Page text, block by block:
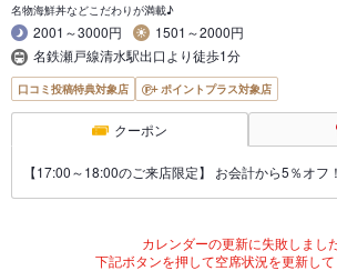
名物海鮮丼などこだわりが満載♪
2001～3000円
1501～2000円
名鉄瀬戸線清水駅出口より徒歩1分
口コミ投稿特典対象店 ポイントプラス対象店
クーポン
【17:00～18:00のご来店限定】 お会計から5％オフ！
カレンダーの更新に失敗しました
下記ボタンを押して空席状況を更新して